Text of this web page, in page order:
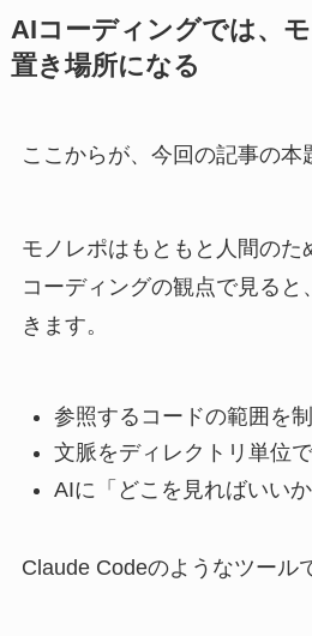
AIコーディングでは、
置き場所になる
ここからが、今回の記事の本
モノレポはもともと人間のた
コーディングの観点で見ると
きます。
参照するコードの範囲を
文脈をディレクトリ単位
AIに「どこを見ればいい
Claude Codeのようなツール